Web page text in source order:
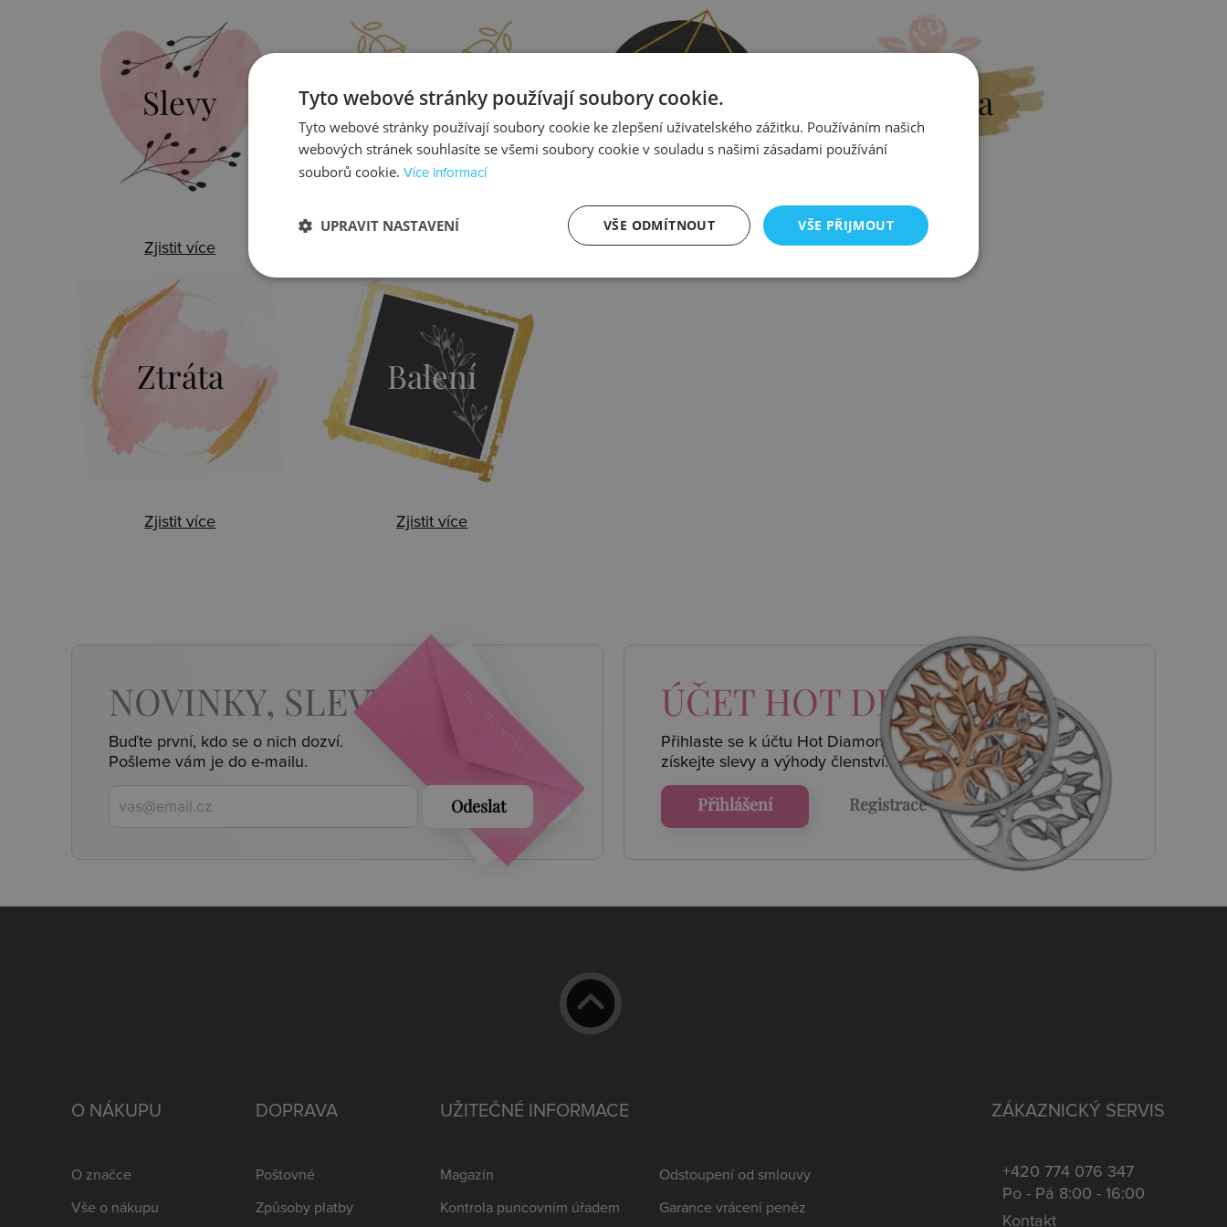
Slevy
Zjistit více
Doprava Kontrola
Zjistit více
Výměna
Zjistit více
Ztráta
Zjistit více
Balení
Zjistit více
NOVINKY, SLEVY, AKCE
Buďte první, kdo se o nich dozví.
Pošleme vám je do e-mailu.
Odeslat
ÚČET HOT DIAMONDS
Přihlaste se k účtu Hot Diamonds a
získejte slevy a výhody členství.
Přihlášení Registrace
ZÁKAZNICKÝ SERVIS
+420 774 076 347
Po - Pá 8:00 - 16:00
Kontakt
O NÁKUPU
O značce
Vše o nákupu
DOPRAVA
Poštovné
Způsoby platby
UŽITEČNÉ INFORMACE
Magazín
Kontrola puncovním úřadem
Odstoupení od smlouvy
Garance vrácení peněz
Tyto webové stránky používají soubory cookie.
Tyto webové stránky používají soubory cookie ke zlepšení uživatelského zážitku. Používáním našich
webových stránek souhlasíte se všemi soubory cookie v souladu s našimi zásadami používání
souborů cookie. Více informací
VŠE PŘIJMOUT
VŠE ODMÍTNOUT
UPRAVIT NASTAVENÍ